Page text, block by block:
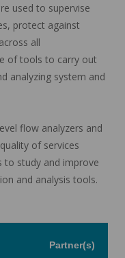
used to supervise
protect against
all
of tools to carry out
analyzing system and
flow analyzers and
of services
to study and improve
and analysis tools.
Partner(s)